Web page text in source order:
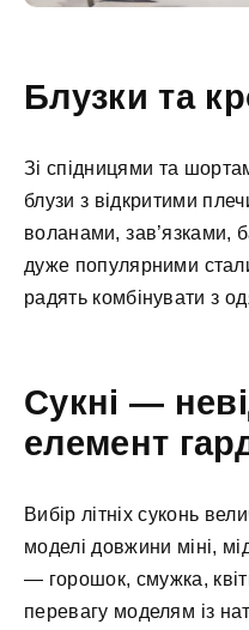
Блузки та
Зі спідницями та
блузи з відкритими
воланами, зав’язками,
дуже популярними
радять комбінувати з
Сукні —
елемент
Вибір літніх суконь
моделі довжини міні,
— горошок, смужка,
перевагу моделям із